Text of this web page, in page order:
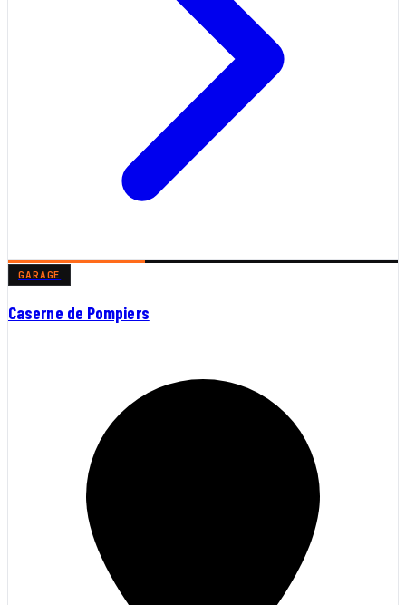
GARAGE
Caserne de Pompiers